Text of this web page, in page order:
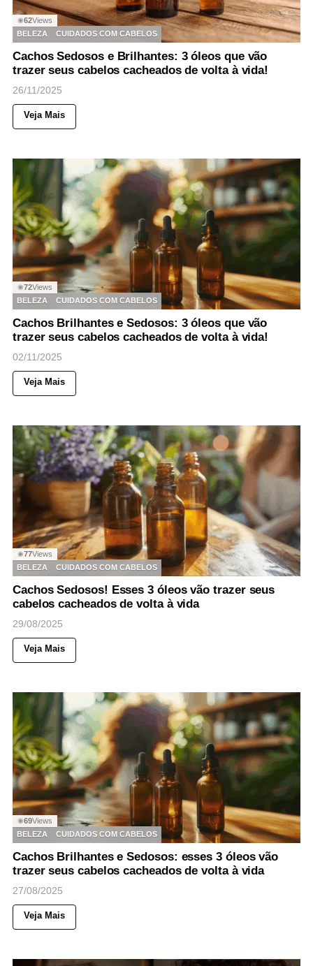
◉62Views
BELEZA
CUIDADOS COM CABELOS
Cachos Sedosos e Brilhantes: 3 óleos que vão
trazer seus cabelos cacheados de volta à vida!
26/11/2025
Veja Mais
◉72Views
BELEZA
CUIDADOS COM CABELOS
Cachos Brilhantes e Sedosos: 3 óleos que vão
trazer seus cabelos cacheados de volta à vida!
02/11/2025
Veja Mais
◉77Views
BELEZA
CUIDADOS COM CABELOS
Cachos Sedosos! Esses 3 óleos vão trazer seus
cabelos cacheados de volta à vida
29/08/2025
Veja Mais
◉69Views
BELEZA
CUIDADOS COM CABELOS
Cachos Brilhantes e Sedosos: esses 3 óleos vão
trazer seus cabelos cacheados de volta à vida
27/08/2025
Veja Mais